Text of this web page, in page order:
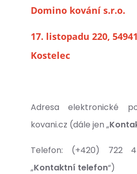
Domino kování s.r.o.
17. listopadu 220,
Kostelec
Adresa elektronické
kovani.cz (dále jen „
Telefon: (+420) 722
„Kontaktní telefon“)